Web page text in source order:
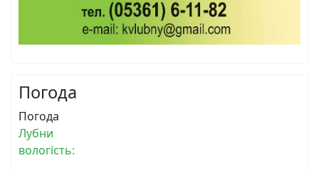
Погода
Погода
Лубни
вологість: